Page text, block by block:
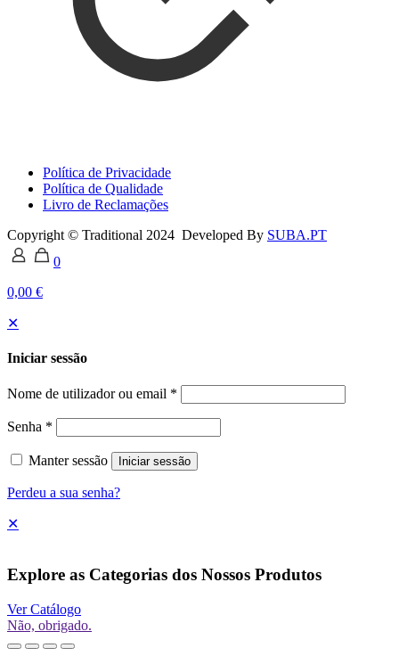
Política de Privacidade
Política de Qualidade
Livro de Reclamações
Copyright © Traditional 2024 Developed By SUBA.PT
0
0,00 €
✕
Iniciar sessão
Nome de utilizador ou email *
Senha *
Manter sessão Iniciar sessão
Perdeu a sua senha?
✕
Explore as Categorias dos Nossos Produtos
Ver Catálogo
Não, obrigado.